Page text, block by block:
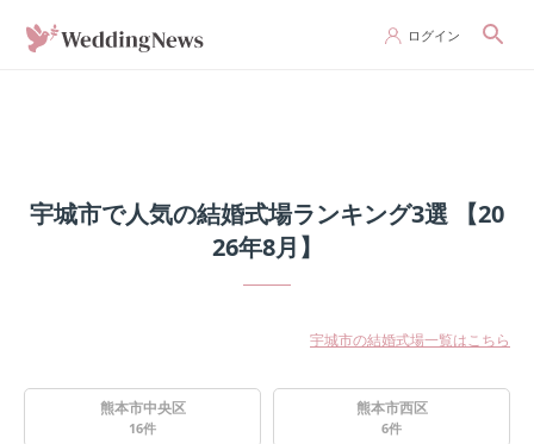
ログイン
宇城市で人気の結婚式場ランキング3選 【20
26年8月】
宇城市の結婚式場一覧はこちら
熊本市中央区
16件
熊本市西区
6件